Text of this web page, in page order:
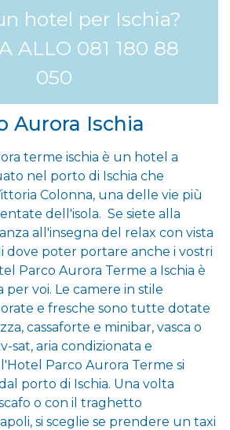
hotel per Ischia?
ALLO 081 180 88
050
Aurora Ischia
terme ischia è un hotel a
nel porto di Ischia che
Colonna, una delle vie più
dell'isola. Se siete alla
all'insegna del relax con vista
dove poter portare anche i vostri
Parco Aurora Terme a Ischia è
voi. Le camere in stile
e fresche sono tutte dotate
cassaforte e minibar, vasca o
sat, aria condizionata e
Parco Aurora Terme si
porto di Ischia. Una volta
o con il traghetto
si sceglie se prendere un taxi